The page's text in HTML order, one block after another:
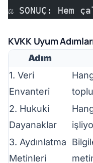
⚖️ SONUÇ:
KVKK Uyum
Adım
1. Veri
Envanteri
2. Hukuki
Dayanaklar
3. Aydınlatma
Metinleri